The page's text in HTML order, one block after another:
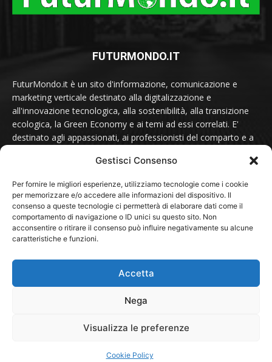
Gestisci Consenso
Per fornire le migliori esperienze, utilizziamo tecnologie come i cookie
per memorizzare e/o accedere alle informazioni del dispositivo. Il
consenso a queste tecnologie ci permetterà di elaborare dati come il
comportamento di navigazione o ID unici su questo sito. Non
acconsentire o ritirare il consenso può influire negativamente su alcune
caratteristiche e funzioni.
Accetta
Nega
Visualizza le preferenze
Cookie Policy
FUTURMONDO.IT
FuturMondo.it è un sito d'informazione, comunicazione e
marketing verticale destinato alla digitalizzazione e
all'innovazione tecnologica, alla sostenibilità, alla transizione
ecologica, la Green Economy e ai temi ad essi correlati. E'
destinato agli appassionati, ai professionisti del comparto e a
SEGUICI SU
© 2024 - FuturMondo.it
Associazioni e Fondazioni
PROTAGONISTI